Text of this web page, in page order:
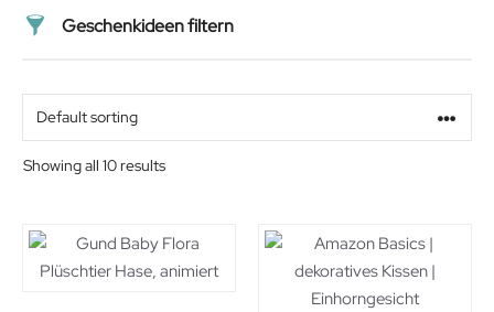
Geschenkideen filtern
Alter
Beziehung
Showing all 10 results